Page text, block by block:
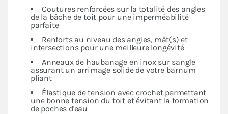
Coutures renforcées sur la totalité des angles
de la bâche de toit pour une imperméabilité
parfaite
Renforts au niveau des angles, mât(s) et
intersections pour une meilleure longévité
Anneaux de haubanage en inox sur sangle
assurant un arrimage solide de votre barnum
pliant
Élastique de tension avec crochet permettant
une bonne tension du toit et évitant la formation
de poches d'eau